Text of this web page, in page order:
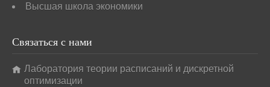
Высшая школа экономики
Связаться с нами
Лаборатория теории расписаний и дискретной
оптимизации